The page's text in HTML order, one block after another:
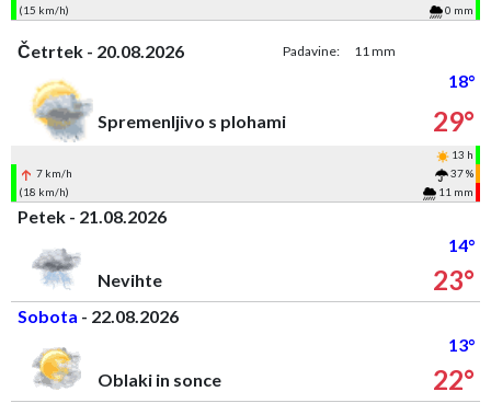
(15 km/h)
0 mm
Četrtek - 20.08.2026 Padavine: 11 mm
18°
Spremenljivo s plohami
29°
13 h
7 km/h
37 %
(18 km/h)
11 mm
Petek - 21.08.2026
14°
Nevihte
23°
Sobota - 22.08.2026
13°
Oblaki in sonce
22°